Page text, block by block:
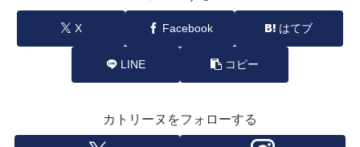
X Facebook はてブ
LINE コピー
カトリーヌをフォローする